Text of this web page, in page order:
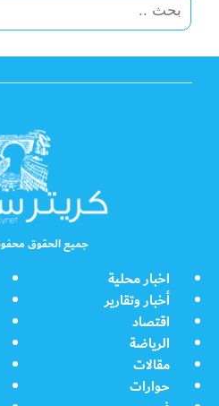
جميع الحقوق محفوظة
اخبار محلية
أخبار وتقارير
اقتصاد
الرياضة
مقالات
حوارات